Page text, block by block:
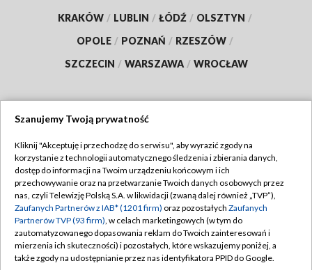
KRAKÓW / LUBLIN / ŁÓDŹ / OLSZTYN /
OPOLE / POZNAŃ / RZESZÓW /
SZCZECIN / WARSZAWA / WROCŁAW
TVP
Abonament TVP
Emisja w TVP
Centrum informacji TVP
Naziemna Telewizja Cyfrowa
Regulamin TVP
Polityka prywatności
Moje zgody
Pomoc
Szanujemy Twoją prywatność
Kliknij "Akceptuję i przechodzę do serwisu", aby wyrazić zgody na
korzystanie z technologii automatycznego śledzenia i zbierania danych,
dostęp do informacji na Twoim urządzeniu końcowym i ich
przechowywanie oraz na przetwarzanie Twoich danych osobowych przez
nas, czyli Telewizję Polską S.A. w likwidacji (zwaną dalej również „TVP”),
Zaufanych Partnerów z IAB* (1201 firm) oraz pozostałych Zaufanych
Partnerów TVP (93 firm), w celach marketingowych (w tym do
zautomatyzowanego dopasowania reklam do Twoich zainteresowań i
mierzenia ich skuteczności) i pozostałych, które wskazujemy poniżej, a
także zgody na udostępnianie przez nas identyfikatora PPID do Google.